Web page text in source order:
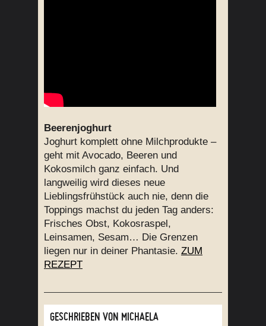
Beerenjoghurt
Joghurt komplett ohne Milchprodukte –
geht mit Avocado, Beeren und
Kokosmilch ganz einfach. Und
langweilig wird dieses neue
Lieblingsfrühstück auch nie, denn die
Toppings machst du jeden Tag anders:
Frisches Obst, Kokosraspel,
Leinsamen, Sesam… Die Grenzen
liegen nur in deiner Phantasie. ZUM
REZEPT
GESCHRIEBEN VON MICHAELA